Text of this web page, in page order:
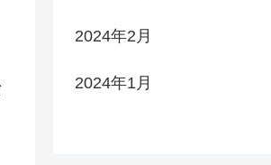
2024年2月
2024年1月